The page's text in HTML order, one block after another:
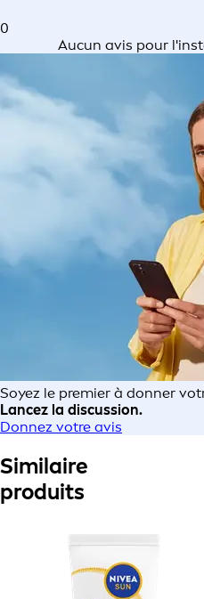
0
Aucun avis pour
Soyez le premier à donner
Lancez la discussion.
Donnez votre avis
Similaire
produits